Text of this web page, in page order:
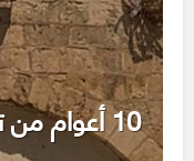
10 أعوام من تاريخ منع الأذان